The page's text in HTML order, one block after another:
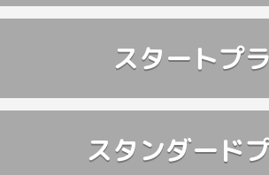
ップの利用期間は、当初申込日から１ヶ月間（
る日が無い場合には、開始日の翌月の末日ま
ます ）までとします。お客様が当社所定の方
当社が利用期間の満了日の１週間前までに解約
、その後も同様とします。
定めに関わらず、無償プランを利用する場合を
ントやアンケート等で提供いただいた個人情報
当社サービス及び関連サービス（お客様が検
統計資料の作成のため
い合わせ時に取得する個人情報
各種お問い合わせに対応するため
スタートプ
スタンダード